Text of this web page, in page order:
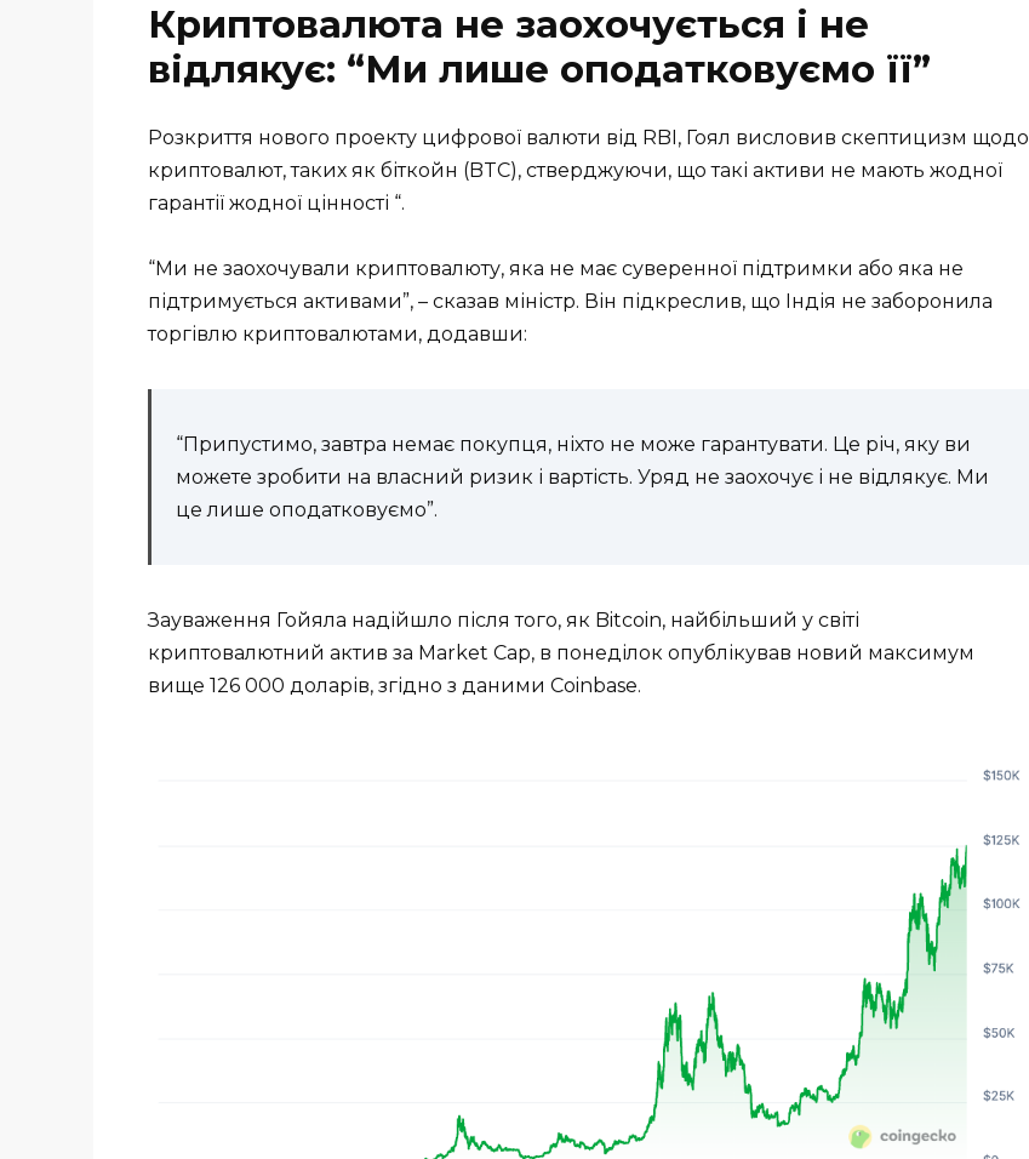
Криптовалюта не заохочується і не
відлякує: “Ми лише оподатковуємо її”
Розкриття нового проекту цифрової валюти від RBI, Гоял висловив скептицизм щодо
криптовалют, таких як біткойн (BTC), стверджуючи, що такі активи не мають жодної
гарантії жодної цінності “.
“Ми не заохочували криптовалюту, яка не має суверенної підтримки або яка не
підтримується активами”, – сказав міністр. Він підкреслив, що Індія не заборонила
торгівлю криптовалютами, додавши:
“Припустимо, завтра немає покупця, ніхто не може гарантувати. Це річ, яку ви
можете зробити на власний ризик і вартість. Уряд не заохочує і не відлякує. Ми
це лише оподатковуємо”.
Зауваження Гойяла надійшло після того, як Bitcoin, найбільший у світі
криптовалютний актив за Market Cap, в понеділок опублікував новий максимум
вище 126 000 доларів, згідно з даними Coinbase.